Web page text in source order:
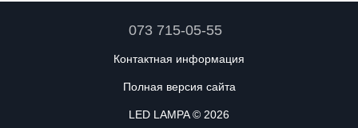
073 715-05-55
Контактная информация
Полная версия сайта
LED LAMPA © 2026